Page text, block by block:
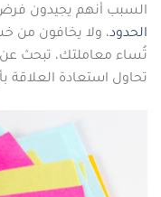
السبب أنهم يجيدون فرض
الحدود، ولا يخافون من
تُساء معاملتك، تبحث عن
تحاول استعادة العلاقة